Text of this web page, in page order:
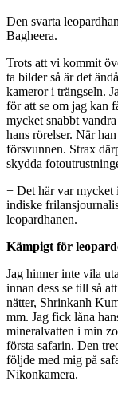
Den svarta
Bagheera.
Trots att vi kommit
ta bilder så är det
kameror i trängseln.
för att se om jag kan
mycket snabbt
hans rörelser. När
försvunnen. Strax
skydda
− Det här var mycket
indiske
leopardhanen.
Kämpigt för
Jag hinner inte vila
innan dess se till så
nätter, Shrinkanh
mm. Jag fick låna
mineralvatten i min
första safarin. Den
följde med mig på
Nikonkamera.